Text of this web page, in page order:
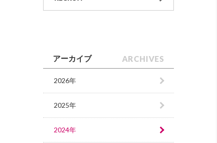
アーカイブ ARCHIVES
2026年
2025年
2024年